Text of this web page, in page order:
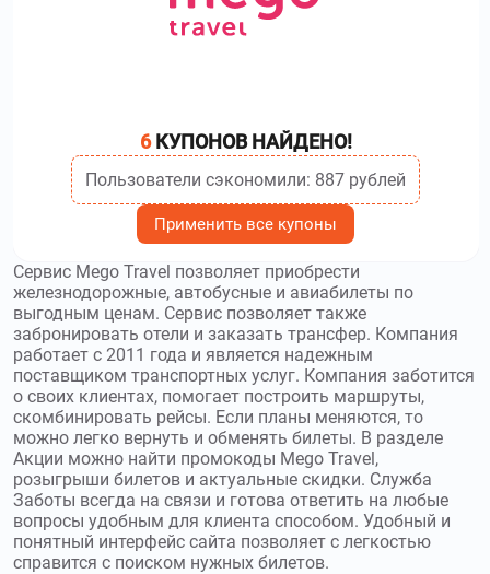
6КУПОНОВ НАЙДЕНО!
Пользователи сэкономили: 887 рублей
Применить все купоны
Сервис Mego Travel позволяет приобрести
железнодорожные, автобусные и авиабилеты по
выгодным ценам. Сервис позволяет также
забронировать отели и заказать трансфер. Компания
работает с 2011 года и является надежным
поставщиком транспортных услуг. Компания заботится
о своих клиентах, помогает построить маршруты,
скомбинировать рейсы. Если планы меняются, то
можно легко вернуть и обменять билеты. В разделе
Акции можно найти промокоды Mego Travel,
розыгрыши билетов и актуальные скидки. Служба
Заботы всегда на связи и готова ответить на любые
вопросы удобным для клиента способом. Удобный и
понятный интерфейс сайта позволяет с легкостью
справится с поиском нужных билетов.